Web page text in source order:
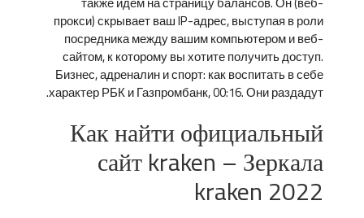
прокси) скрывает ваш IP-адрес, выступая в роли
посредника между вашим компьютером и веб-
сайтом, к которому вы хотите получить доступ.
Бизнес, адреналин и спорт: как воспитать в себе
характер РБК и Газпромбанк, 00:16. Они раздадут.
Как найти официальный
сайт kraken – Зеркала
kraken 2022